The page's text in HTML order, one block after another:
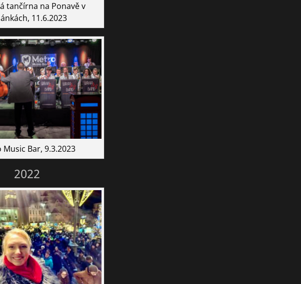
tančírna na Ponavě v
11.6.2023
Bar, 9.3.2023
2022